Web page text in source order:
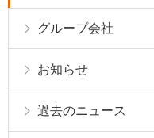
グループ会社
お知らせ
過去のニュース